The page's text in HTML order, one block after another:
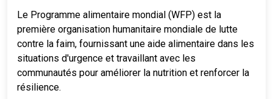
Le Programme alimentaire mondial (WFP) est la
première organisation humanitaire mondiale de lutte
contre la faim, fournissant une aide alimentaire dans les
situations d'urgence et travaillant avec les
communautés pour améliorer la nutrition et renforcer la
résilience.